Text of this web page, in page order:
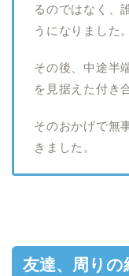
るのではなく、
うになりました。
その後、中途半
を見据えた付き
そのおかげで無
きました。
友達、周り